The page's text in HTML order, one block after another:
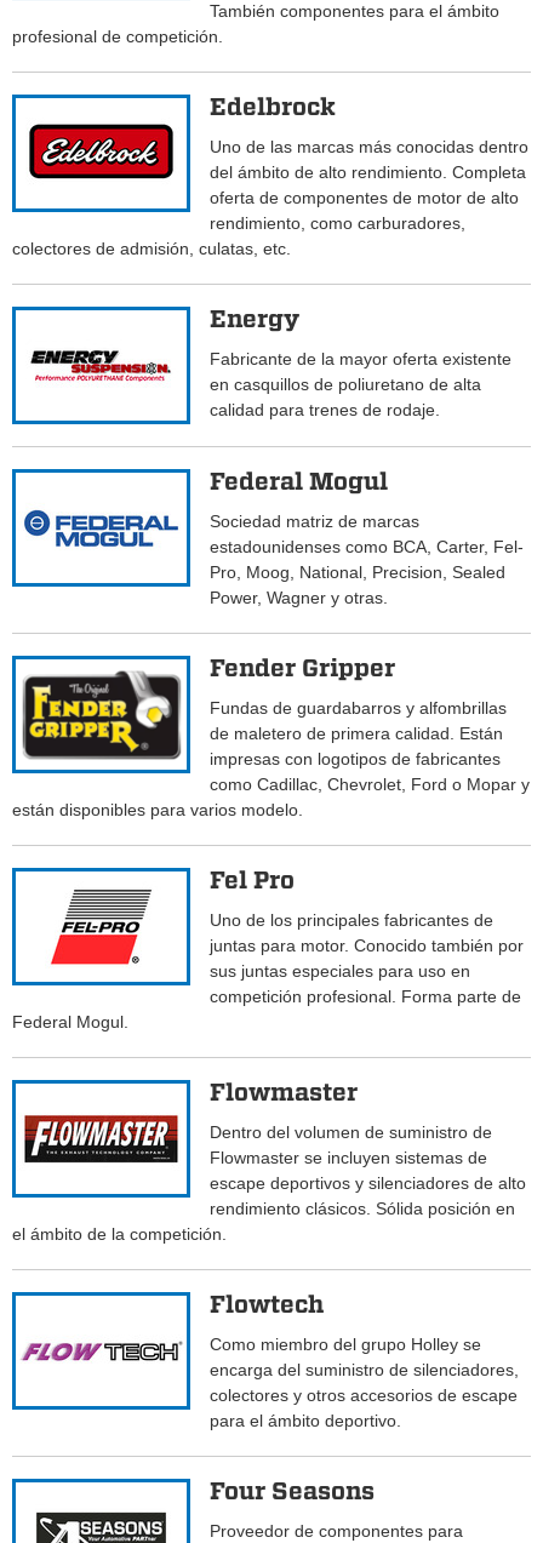
También componentes para el ámbito
profesional de competición.
Edelbrock
Uno de las marcas más conocidas dentro
del ámbito de alto rendimiento. Completa
oferta de componentes de motor de alto
rendimiento, como carburadores,
colectores de admisión, culatas, etc.
Energy
Fabricante de la mayor oferta existente
en casquillos de poliuretano de alta
calidad para trenes de rodaje.
Federal Mogul
Sociedad matriz de marcas
estadounidenses como BCA, Carter, Fel-
Pro, Moog, National, Precision, Sealed
Power, Wagner y otras.
Fender Gripper
Fundas de guardabarros y alfombrillas
de maletero de primera calidad. Están
impresas con logotipos de fabricantes
como Cadillac, Chevrolet, Ford o Mopar y
están disponibles para varios modelo.
Fel Pro
Uno de los principales fabricantes de
juntas para motor. Conocido también por
sus juntas especiales para uso en
competición profesional. Forma parte de
Federal Mogul.
Flowmaster
Dentro del volumen de suministro de
Flowmaster se incluyen sistemas de
escape deportivos y silenciadores de alto
rendimiento clásicos. Sólida posición en
el ámbito de la competición.
Flowtech
Como miembro del grupo Holley se
encarga del suministro de silenciadores,
colectores y otros accesorios de escape
para el ámbito deportivo.
Four Seasons
Proveedor de componentes para